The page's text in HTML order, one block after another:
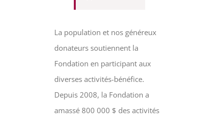
La population et nos généreux
donateurs soutiennent la
Fondation en participant aux
diverses activités-bénéfice.
Depuis 2008, la Fondation a
amassé 800 000 $ des activités